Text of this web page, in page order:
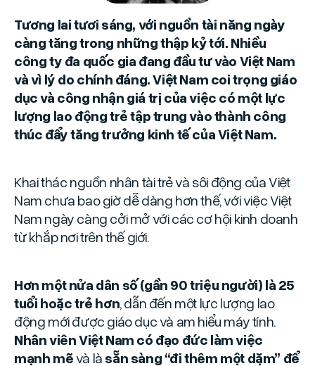
Tương lai tươi sáng, với nguồn tài năng ngày
càng tăng trong những thập kỷ tới. Nhiều
công ty đa quốc gia đang đầu tư vào Việt Nam
và vì lý do chính đáng. Việt Nam coi trọng giáo
dục và công nhận giá trị của việc có một lực
lượng lao động trẻ tập trung vào thành công
thúc đẩy tăng trưởng kinh tế của Việt Nam.
Khai thác nguồn nhân tài trẻ và sôi động của Việt
Nam chưa bao giờ dễ dàng hơn thế, với việc Việt
Nam ngày càng cởi mở với các cơ hội kinh doanh
từ khắp nơi trên thế giới.
Hơn một nửa dân số (gần 90 triệu người) là 25
tuổi hoặc trẻ hơn, dẫn đến một lực lượng lao
động mới được giáo dục và am hiểu máy tính.
Nhân viên Việt Nam có đạo đức làm việc
mạnh mẽvà là sẵn sàng “đi thêm một dặm” để